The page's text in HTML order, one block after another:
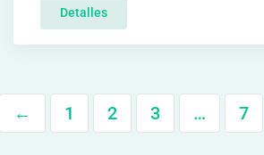
Detalles
← 1 2 3 … 7